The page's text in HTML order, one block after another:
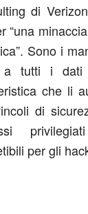
di
“una
Sono i
a tutti i dati
che li
di
per gli